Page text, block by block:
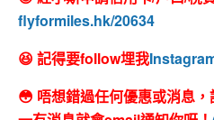
flyformiles.hk/20634
😆 記得要follow埋我
😳 唔想錯過任何優惠或消息